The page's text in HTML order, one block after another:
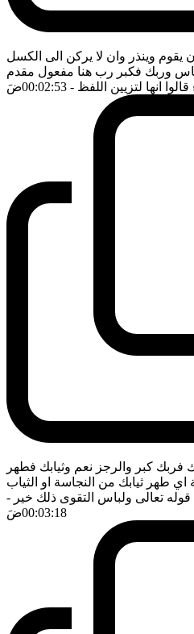
يقوم وينذر وان لا يركن الى الكسل
وربك فكبر رب هنا مفعول مقدم
قالوا انها لتزيين اللفظ - 00:02:53 ضَ
فربك كبر والرجز نعم وثيابك فطهر
اي طهر ثيابك من النجاسة او الثياب
قوله تعالى ولباس التقوى ذلك خير -
00:03:18ضَ